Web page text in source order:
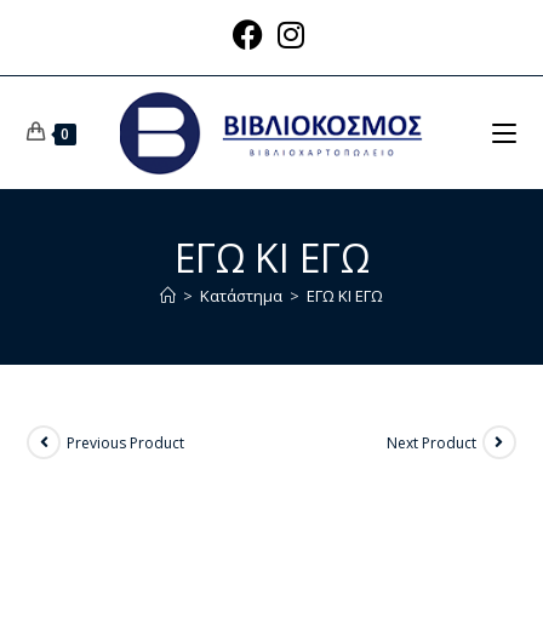
0
ΕΓΩ ΚΙ ΕΓΩ
> Κατάστημα > ΕΓΩ ΚΙ ΕΓΩ
Previous Product Next Product